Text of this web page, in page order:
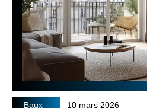
Baux 10 mars 2026